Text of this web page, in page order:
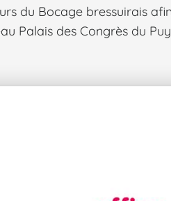
du Bocage bressuirais
Palais des Congrès du